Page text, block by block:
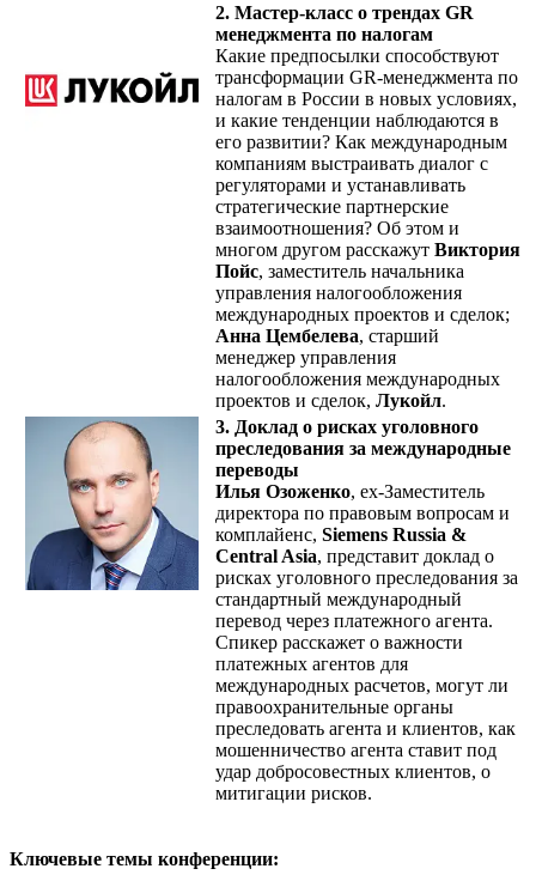
2. Мастер-класс о трендах GR
менеджмента по налогам
Какие предпосылки способствуют
трансформации GR-менеджмента по
налогам в России в новых условиях,
и какие тенденции наблюдаются в
его развитии? Как международным
компаниям выстраивать диалог с
регуляторами и устанавливать
стратегические партнерские
взаимоотношения? Об этом и
многом другом расскажут Виктория
Пойс, заместитель начальника
управления налогообложения
международных проектов и сделок;
Анна Цембелева, старший
менеджер управления
налогообложения международных
проектов и сделок, Лукойл.
3. Доклад о рисках уголовного
преследования за международные
переводы
Илья Озоженко, ех-Заместитель
директора по правовым вопросам и
комплайенс, Siemens Russia &
Central Asia, представит доклад о
рисках уголовного преследования за
стандартный международный
перевод через платежного агента.
Спикер расскажет о важности
платежных агентов для
международных расчетов, могут ли
правоохранительные органы
преследовать агента и клиентов, как
мошенничество агента ставит под
удар добросовестных клиентов, о
митигации рисков.
Ключевые темы конференции: